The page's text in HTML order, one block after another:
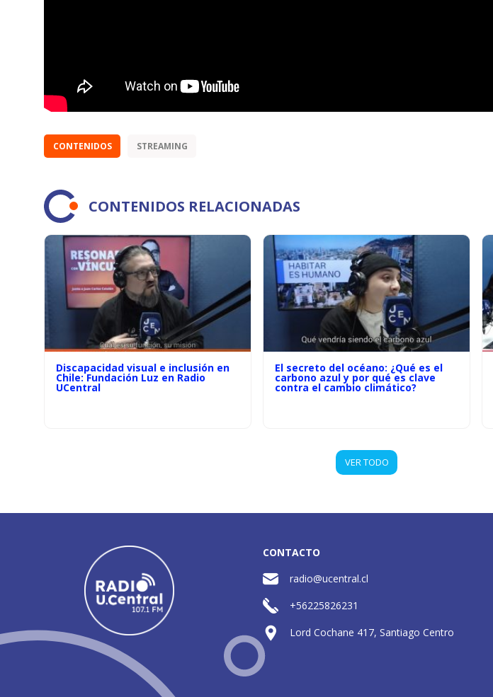
CONTENIDOS STREAMING
CONTENIDOS RELACIONADAS
Discapacidad visual e inclusión en
Chile: Fundación Luz en Radio
UCentral
El secreto del océano: ¿Qué es el
carbono azul y por qué es clave
contra el cambio climático?
VER TODO
CONTACTO
radio@ucentral.cl
+56225826231
Lord Cochane 417, Santiago Centro